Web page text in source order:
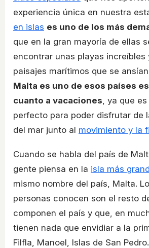
experiencia única en nuestra
en islas es uno de los más
que en la gran mayoría de ellas
encontrar unas playas increíbles
paisajes marítimos que se
Malta es uno de esos países
cuanto a vacaciones , ya que
perfecto para poder disfrutar de
del mar junto al movimiento y la
Cuando se habla del país de
gente piensa en la isla más
mismo nombre del país, Malta.
personas conocen son el resto
componen el país y que, en
tienen nada que envidiar a la
Filfla, Manoel, Islas de San